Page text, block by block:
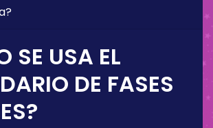
SE USA EL
DE FASES